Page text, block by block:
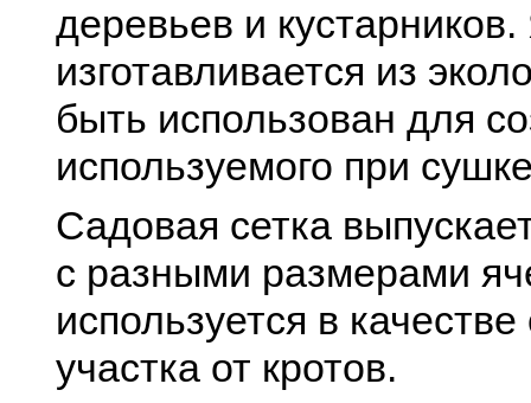
деревьев и
изготавливается из
быть использован для
используемого при
Садовая сетка
с разными размерами
используется в
участка от кротов.